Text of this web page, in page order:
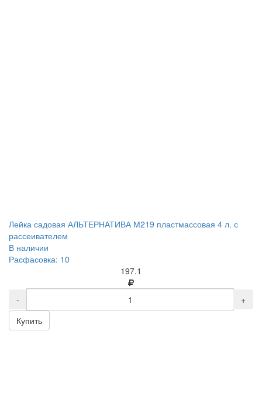
Лейка садовая АЛЬТЕРНАТИВА М219 пластмассовая 4 л. с
рассеивателем
В наличии
Расфасовка: 10
197.1
-
+
Купить